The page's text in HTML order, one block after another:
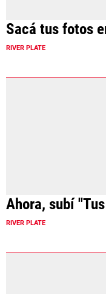
Sacá tus fotos
RIVER PLATE
Ahora, subí
RIVER PLATE